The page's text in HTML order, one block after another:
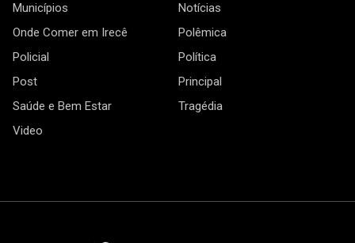
Municípios
Notícias
Onde Comer em Irecê
Polêmica
Policial
Política
Post
Principal
Saúde e Bem Estar
Tragédia
Video